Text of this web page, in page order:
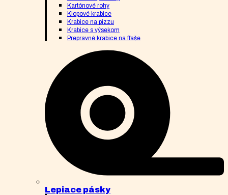
Kartónové rohy
Klopové krabice
Krabice na pizzu
Krabice s výsekom
Prepravné krabice na fľaše
Lepiace pásky